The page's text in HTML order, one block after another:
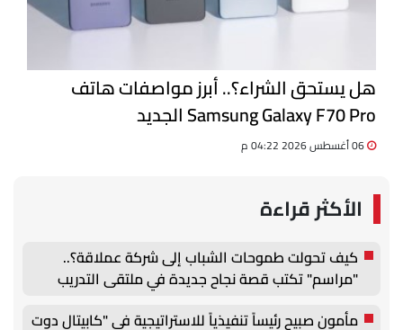
هل يستحق الشراء؟.. أبرز مواصفات هاتف
Samsung Galaxy F70 Pro الجديد
الأكثر قراءة
كيف تحولت طموحات الشباب إلى شركة عملاقة؟..
"مراسم" تكتب قصة نجاح جديدة في ملتقى التدريب
والتوظيف الزراعي الأول بجامعة دمنهور
مأمون صبيح رئيساً تنفيذياً للاستراتيجية في "كابيتال دوت